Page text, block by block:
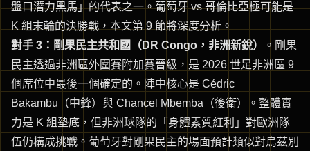
盤口潛力黑馬」的代表之一。葡萄牙 vs 哥倫比亞極可能是
K 組末輪的決勝戰，本文第 9 節將深度分析。
對手 3：剛果民主共和國（DR Congo，非洲新銳）
。剛果
民主透過非洲區外圍賽附加賽晉級，是 2026 世足非洲區 9
個席位中最後一個確定的。陣中核心是 Cédric
Bakambu（中鋒）與 Chancel Mbemba（後衛）。整體實
力是 K 組墊底，但非洲球隊的「身體素質紅利」對歐洲隊
伍仍構成挑戰。葡萄牙對剛果民主的場面預計類似對烏茲別